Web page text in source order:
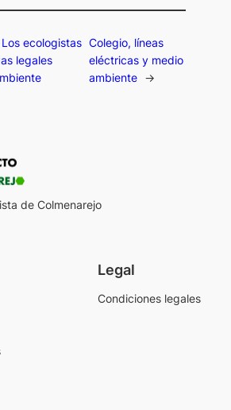
ecologistas
legales
Colegio, líneas
eléctricas y medio
ambiente →
de Colmenarejo
Legal
Condiciones legales